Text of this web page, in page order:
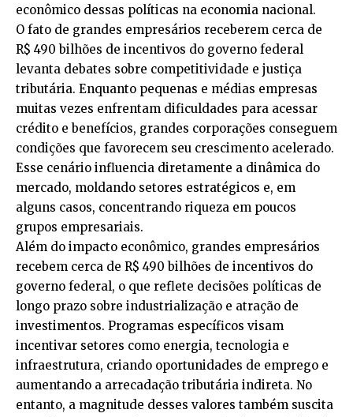
econômico dessas políticas na economia nacional.
O fato de grandes empresários receberem cerca de
R$ 490 bilhões de incentivos do governo federal
levanta debates sobre competitividade e justiça
tributária. Enquanto pequenas e médias empresas
muitas vezes enfrentam dificuldades para acessar
crédito e benefícios, grandes corporações conseguem
condições que favorecem seu crescimento acelerado.
Esse cenário influencia diretamente a dinâmica do
mercado, moldando setores estratégicos e, em
alguns casos, concentrando riqueza em poucos
grupos empresariais.
Além do impacto econômico, grandes empresários
recebem cerca de R$ 490 bilhões de incentivos do
governo federal, o que reflete decisões políticas de
longo prazo sobre industrialização e atração de
investimentos. Programas específicos visam
incentivar setores como energia, tecnologia e
infraestrutura, criando oportunidades de emprego e
aumentando a arrecadação tributária indireta. No
entanto, a magnitude desses valores também suscita